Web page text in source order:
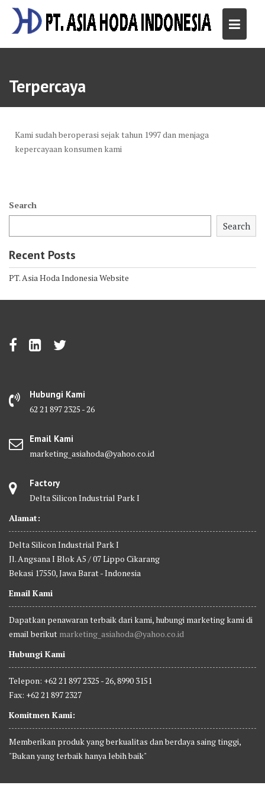
Skip
content
Terpercaya
Kami sudah beroperasi sejak tahun 1997 dan menjaga
kepercayaan konsumen kami
Search
Search
Recent Posts
PT. Asia Hoda Indonesia Website
Hubungi Kami
62 21 897 2325 - 26
Email Kami
marketing_asiahoda@yahoo.co.id
Factory
Delta Silicon Industrial Park I
Alamat:
Delta Silicon Industrial Park I
Jl. Angsana I Blok A5 / 07 Lippo Cikarang
Bekasi 17550, Jawa Barat - Indonesia
Email Kami
Dapatkan penawaran terbaik dari kami, hubungi marketing kami di
email berikut marketing_asiahoda@yahoo.co.id
Hubungi Kami
Telepon: +62 21 897 2325 - 26, 8990 3151
Fax: +62 21 897 2327
Komitmen Kami:
Memberikan produk yang berkualitas dan berdaya saing tinggi,
"Bukan yang terbaik hanya lebih baik"